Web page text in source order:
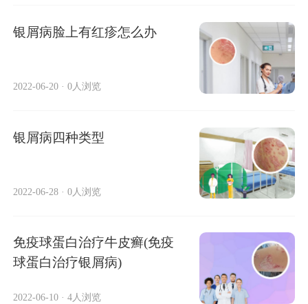
银屑病脸上有红疹怎么办
2022-06-20 · 0人浏览
银屑病四种类型
2022-06-28 · 0人浏览
免疫球蛋白治疗牛皮癣(免疫
球蛋白治疗银屑病)
2022-06-10 · 4人浏览